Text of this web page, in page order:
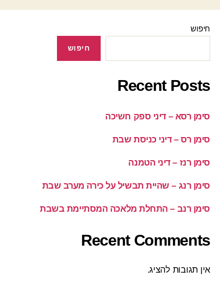
חיפוש
חיפוש
Recent Posts
סימן רסא – דיני ספק חשיכה
סימן רס – דיני כניסת שבת
סימן רנז – דיני הטמנה
סימן רנג – שהיית תבשיל על כירה מערב שבת
סימן רנב – התחלת מלאכה המסתיימת בשבת
Recent Comments
אין תגובות להציג.